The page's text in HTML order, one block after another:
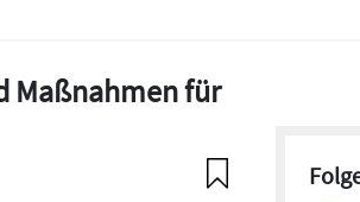
Maßnahmen für